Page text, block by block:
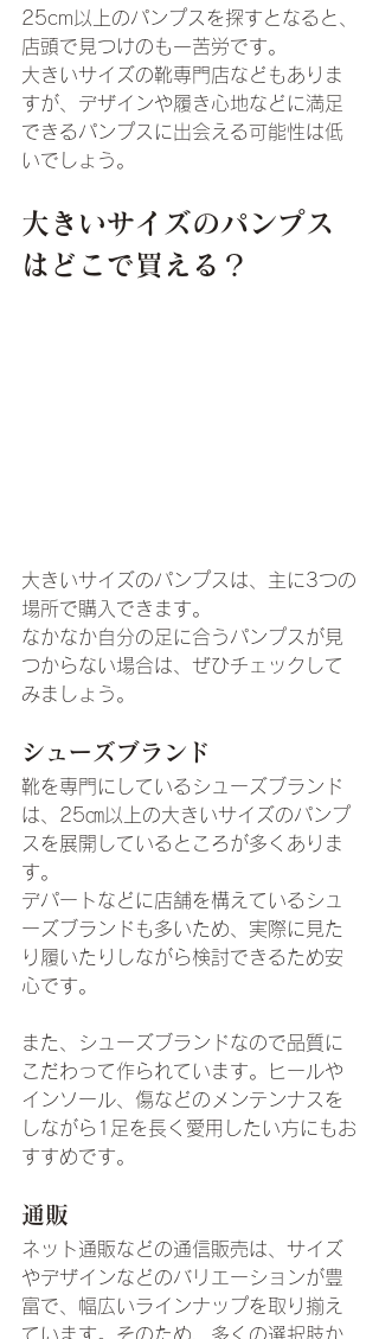
25cm以上のパンプスを探すとなると、
店頭で見つけのも一苦労です。
大きいサイズの靴専門店などもありま
すが、デザインや履き心地などに満足
できるパンプスに出会える可能性は低
いでしょう。
大きいサイズのパンプス
はどこで買える？
大きいサイズのパンプスは、主に3つの
場所で購入できます。
なかなか自分の足に合うパンプスが見
つからない場合は、ぜひチェックして
みましょう。
シューズブランド
靴を専門にしているシューズブランド
は、25㎝以上の大きいサイズのパンプ
スを展開しているところが多くありま
す。
デパートなどに店舗を構えているシュ
ーズブランドも多いため、実際に見た
り履いたりしながら検討できるため安
心です。
また、シューズブランドなので品質に
こだわって作られています。ヒールや
インソール、傷などのメンテンナスを
しながら1足を長く愛用したい方にもお
すすめです。
通販
ネット通販などの通信販売は、サイズ
やデザインなどのバリエーションが豊
富で、幅広いラインナップを取り揃え
ています。そのため、多くの選択肢か